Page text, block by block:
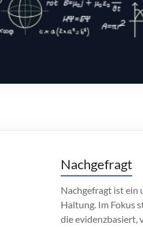
Nachgefragt
Nachgefragt ist ein
Haltung. Im Fokus
die evidenzbasiert,